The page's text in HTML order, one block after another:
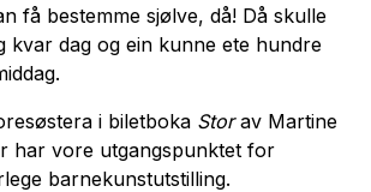
få bestemme sjølve, då! Då skulle
kvar dag og ein kunne ete hundre
i biletboka Storav Martine
har vore utgangspunktet for
barnekunstutstilling.